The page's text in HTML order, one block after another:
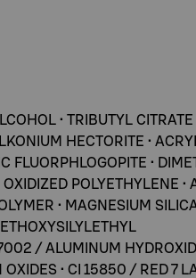
• TRIBUTYL CITRATE
HECTORITE •
•
POLYETHYLENE •
• MAGNESIUM
/ ALUMINUM
• CI 15850 / RED 7